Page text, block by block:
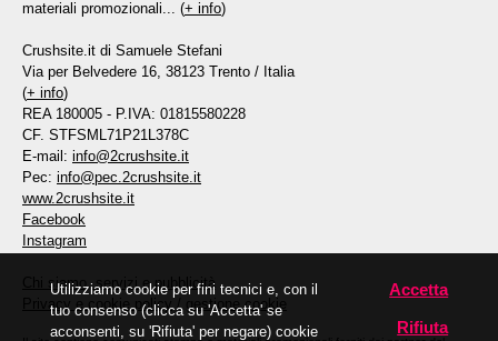
materiali promozionali... (+ info)
Crushsite.it di Samuele Stefani
Via per Belvedere 16, 38123 Trento / Italia
(+ info)
REA 180005 - P.IVA: 01815580228
CF. STFSML71P21L378C
E-mail: info@2crushsite.it
Pec: info@pec.2crushsite.it
www.2crushsite.it
Facebook
Instagram
Chi siamo, servizi e pubblicità
Privacy e cookie policy/ gestione cookie
Utilizziamo cookie per fini tecnici e, con il
tuo consenso (clicca su 'Accetta' se
acconsenti, su 'Rifiuta' per negare) cookie
Accetta
Rifiuta